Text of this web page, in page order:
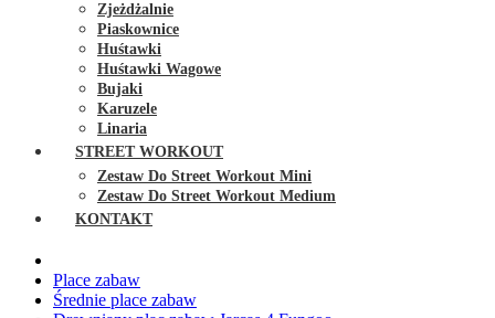
Zjeżdżalnie
Piaskownice
Huśtawki
Huśtawki Wagowe
Bujaki
Karuzele
Linaria
STREET WORKOUT
Zestaw Do Street Workout Mini
Zestaw Do Street Workout Medium
KONTAKT
Place zabaw
Średnie place zabaw